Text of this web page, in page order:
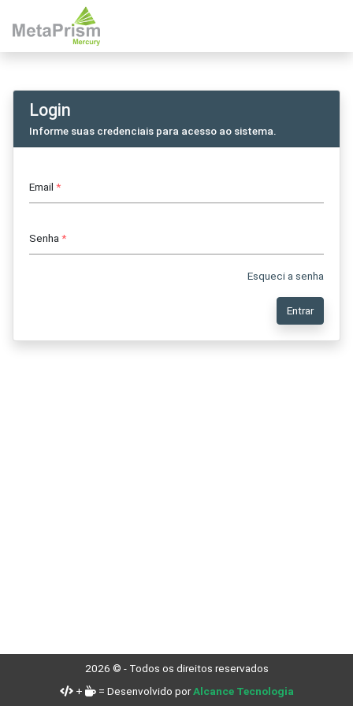
Login
Informe suas credenciais para acesso ao sistema.
Email *
Senha *
Esqueci a senha
Entrar
2026 © - Todos os direitos reservados
+
= Desenvolvido porAlcance Tecnologia